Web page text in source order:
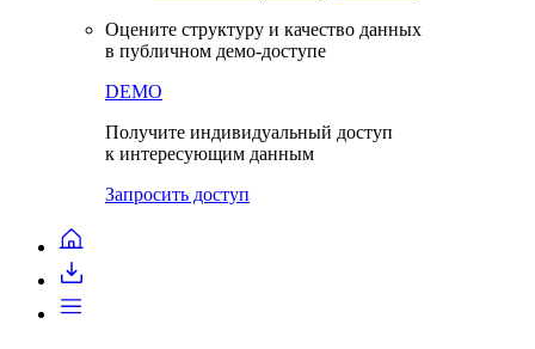
Оцените структуру и качество данных
в публичном демо-доступе
DEMO
Получите индивидуальный доступ
к интересующим данным
Запросить доступ